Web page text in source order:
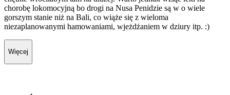
chorobę lokomocyjną bo drogi na Nusa Penidzie są w o wiele
gorszym stanie niż na Bali, co wiąże się z wieloma
niezaplanowanymi hamowaniami, wjeżdżaniem w dziury itp. :)
Więcej